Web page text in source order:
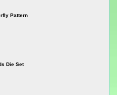
Pattern
Die Set